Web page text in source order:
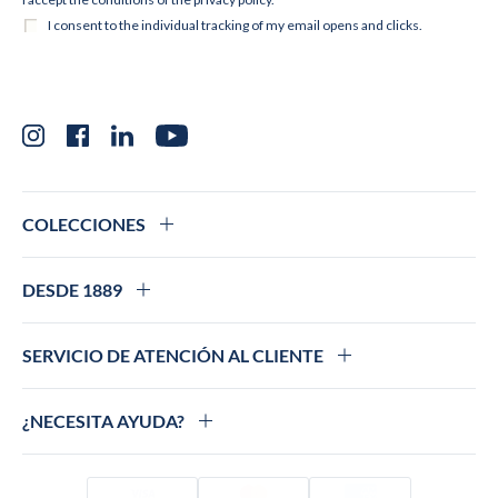
InstagramFacebookLinkedInYouTube
COLECCIONES
DESDE 1889
SERVICIO DE ATENCIÓN AL CLIENTE
¿NECESITA AYUDA?
Visado Mastercard Amex